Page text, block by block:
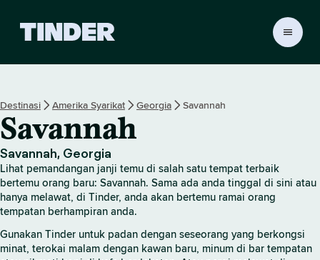
a
n
U
a
m
a
T
n
d
Destinasi Amerika Syarikat Georgia Savannah
Savannah
Savannah, Georgia
Lihat pemandangan janji temu di salah satu tempat terbaik
bertemu orang baru: Savannah. Sama ada anda tinggal di sini atau
hanya melawat, di Tinder, anda akan bertemu ramai orang
tempatan berhampiran anda.
Gunakan Tinder untuk padan dengan seseorang yang berkongsi
minat, terokai malam dengan kawan baru, minum di bar tempatan